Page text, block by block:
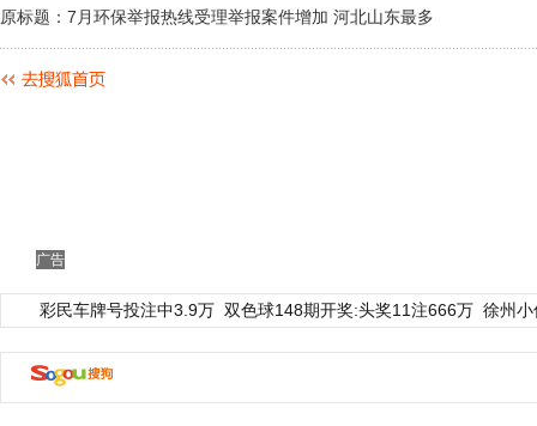
原标题：7月环保举报热线受理举报案件增加 河北山东最多
广告
彩民车牌号投注中3.9万 双色球148期开奖:头奖11注666万 徐州